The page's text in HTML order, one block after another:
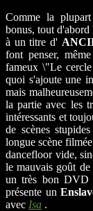
Comme la
bonus, tout
à un titre d'
font penser,
fameux \"Le
quoi s'ajoute une
mais
la partie avec les
intéressants et
de scènes
longue scène
dancefloor vide,
le mauvais goût de
un très bon DVD
présente un
avec Isa .